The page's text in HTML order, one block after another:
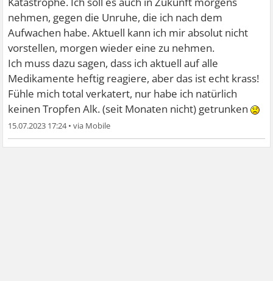
nehmen, gegen die Unruhe, die ich nach dem
Aufwachen habe. Aktuell kann ich mir absolut nicht
vorstellen, morgen wieder eine zu nehmen.
Ich muss dazu sagen, dass ich aktuell auf alle
Medikamente heftig reagiere, aber das ist echt krass!
Fühle mich total verkatert, nur habe ich natürlich
keinen Tropfen Alk. (seit Monaten nicht) getrunken
15.07.2023 17:24•